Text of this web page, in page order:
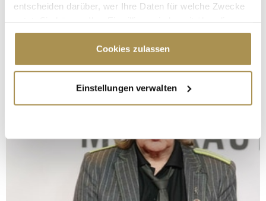
entscheiden darüber, wer Ihre Daten für welche Zwecke
Cookie-Erklärung oder durch Klicken auf das Privacy
Trigger Symbol ändern oder widerrufen
Informationen über Ihre geografische Lage
erfassen, welche bis auf einige Meter genau sein
bestimmten Merkmalen (Fingerprinting) identifizieren
Erfahren Sie mehr darüber, wie Ihre persönlichen Daten
verarbeitet werden, und legen Sie Ihre Präferenzen im
Abschnitt Einzelheitenfest.
Cookies zulassen
Einstellungen verwalten